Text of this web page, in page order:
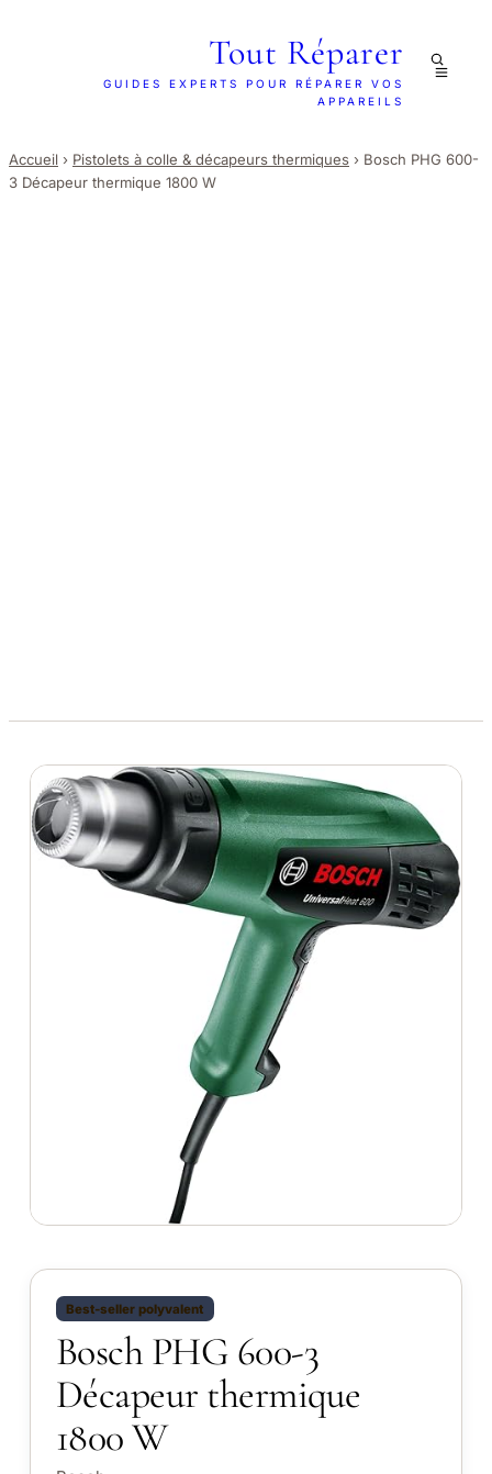
Tout Réparer
GUIDES EXPERTS POUR RÉPARER VOS
APPAREILS
Accueil › Pistolets à colle & décapeurs thermiques › Bosch PHG 600-
3 Décapeur thermique 1800 W
Best-seller polyvalent
Bosch PHG 600-3
Décapeur thermique
1800 W